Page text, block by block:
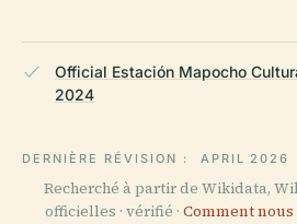
Official Estación Mapocho
2024
DERNIÈRE RÉVISION : APRIL 2026
Recherché à partir de Wikidata,
officielles · vérifié · Comment